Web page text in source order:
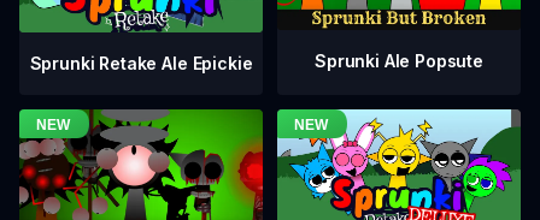
Sprunki Retake Ale Epickie Sprunki Ale Popsute